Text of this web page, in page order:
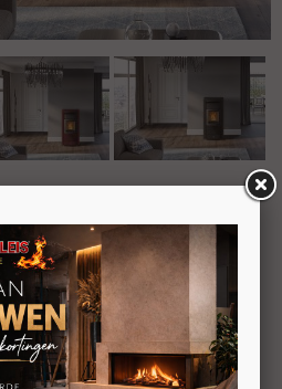
EVO
12,6kW